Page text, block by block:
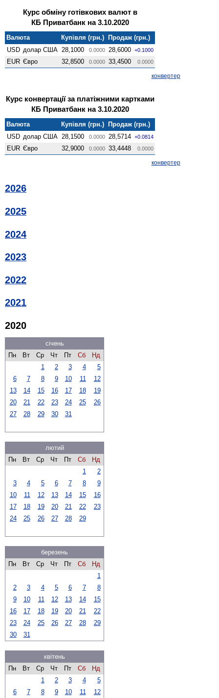
Курс обміну готівкових валют в
КБ Приватбанк на 3.10.2020
Валюта Купівля (грн.)
Продаж (грн.)
USD долар США 28,1000 0.0000 28,6000 +0.1000
EUR Євро 32,8500 0.0000 33,4500 0.0000
конвертер
Курс конвертації за платіжними картками
КБ Приватбанк на 3.10.2020
Валюта Купівля (грн.)
Продаж (грн.)
USD долар США 28,1500 0.0000 28,5714 +0.0814
EUR Євро 32,9000 0.0000 33,4448 0.0000
конвертер
2026
2025
2024
2023
2022
2021
2020
січень
Пн
Вт Ср Чт Пт Сб
Нд
1
2 3 4
5
6
7 8 9 10 11
12
13
14 15 16 17 18
19
20
21 22 23 24 25
26
27
28 29 30 31
лютий
Пн
Вт Ср Чт Пт Сб
Нд
1
2
3
4 5 6 7 8
9
10
11 12 13 14 15
16
17
18 19 20 21 22
23
24
25 26 27 28 29
березень
Пн
Вт Ср Чт Пт Сб
Нд
1
2
3 4 5 6 7
8
9
10 11 12 13 14
15
16
17 18 19 20 21
22
23
24 25 26 27 28
29
30
31
квітень
Пн
Вт Ср Чт Пт Сб
Нд
1
2 3 4
5
6
7 8 9 10 11 12